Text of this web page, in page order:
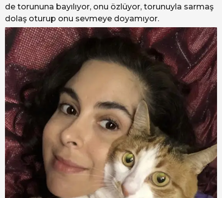
de torununa bayılıyor, onu özlüyor, torunuyla sarmaş
dolaş oturup onu sevmeye doyamıyor.